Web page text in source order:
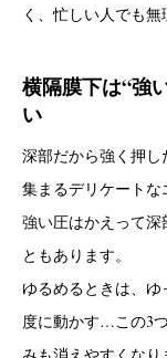
く、忙しい人でも
横隔膜下は“強
い
深部だから強く押
集まるデリケートな
強い圧はかえって深
ともあります。
ゆるめるときは、
度に動かす…この3